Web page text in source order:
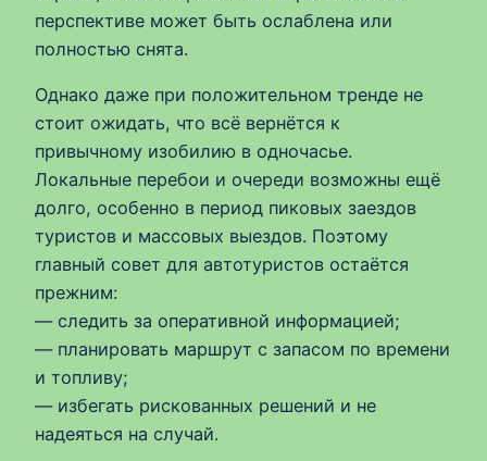
перспективе может быть ослаблена или
полностью снята.
Однако даже при положительном тренде не
стоит ожидать, что всё вернётся к
привычному изобилию в одночасье.
Локальные перебои и очереди возможны ещё
долго, особенно в период пиковых заездов
туристов и массовых выездов. Поэтому
главный совет для автотуристов остаётся
прежним:
— следить за оперативной информацией;
— планировать маршрут с запасом по времени
и топливу;
— избегать рискованных решений и не
надеяться на случай.